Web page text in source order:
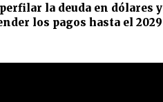
la deuda en dólares y
los pagos hasta el 2029